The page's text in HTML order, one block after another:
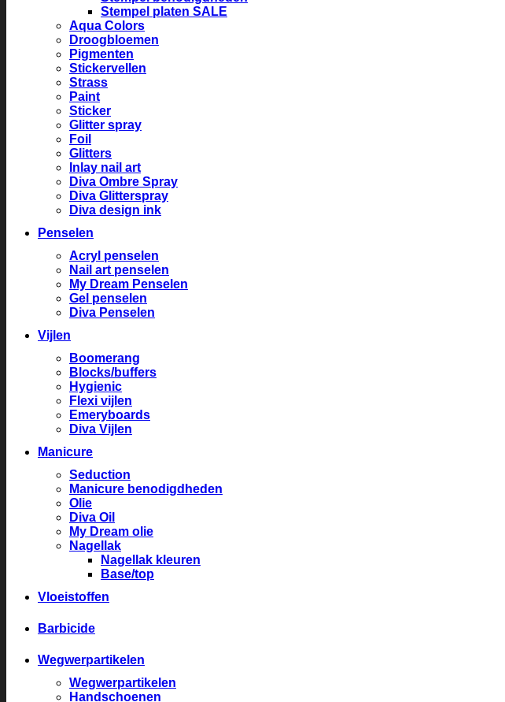
Stempel platen SALE
Aqua Colors
Droogbloemen
Pigmenten
Stickervellen
Strass
Paint
Sticker
Glitter spray
Foil
Glitters
Inlay nail art
Diva Ombre Spray
Diva Glitterspray
Diva design ink
Penselen
Acryl penselen
Nail art penselen
My Dream Penselen
Gel penselen
Diva Penselen
Vijlen
Boomerang
Blocks/buffers
Hygienic
Flexi vijlen
Emeryboards
Diva Vijlen
Manicure
Seduction
Manicure benodigdheden
Olie
Diva Oil
My Dream olie
Nagellak
Nagellak kleuren
Base/top
Vloeistoffen
Barbicide
Wegwerpartikelen
Wegwerpartikelen
Handschoenen